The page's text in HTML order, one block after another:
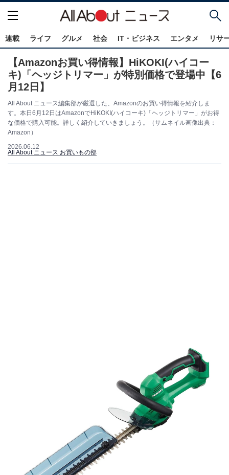
連載 ライフ グルメ 社会 IT・ビジネス エンタメ リサ
【Amazonお買い得情報】HiKOKI(ハイコー
キ)「ヘッジトリマー」が特別価格で登場中【6
月12日】
All About ニュース編集部が厳選した、Amazonのお買い得情報を紹介しま
す。本日6月12日はAmazonでHiKOKI(ハイコーキ)「ヘッジトリマー」がお得
な価格で購入可能。詳しく紹介していきましょう。（サムネイル画像出典：
Amazon）
2026.06.12
All About ニュース お買いもの部